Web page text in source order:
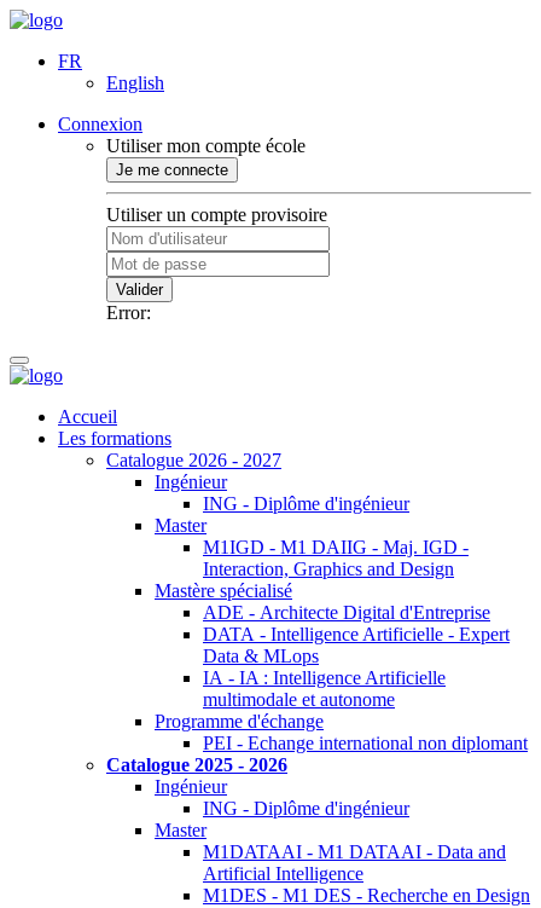
FR
English
Connexion
Utiliser mon compte école
Je me connecte
Utiliser un compte provisoire
Valider
Error:
Accueil
Les formations
Catalogue 2026 - 2027
Ingénieur
ING - Diplôme d'ingénieur
Master
M1IGD - M1 DAIIG - Maj. IGD -
Interaction, Graphics and Design
Mastère spécialisé
ADE - Architecte Digital d'Entreprise
DATA - Intelligence Artificielle - Expert
Data & MLops
IA - IA : Intelligence Artificielle
multimodale et autonome
Programme d'échange
PEI - Echange international non diplomant
Catalogue 2025 - 2026
Ingénieur
ING - Diplôme d'ingénieur
Master
M1DATAAI - M1 DATAAI - Data and
Artificial Intelligence
M1DES - M1 DES - Recherche en Design